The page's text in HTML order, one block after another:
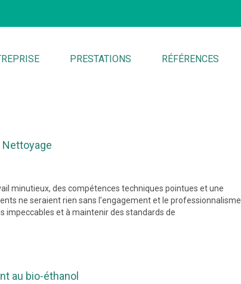
PRESTATIONS RÉFÉRENCES
minutieux, des compétences techniques pointues et une
ne seraient rien sans l’engagement et le professionnalisme
impeccables et à maintenir des standards de
au bio-éthanol